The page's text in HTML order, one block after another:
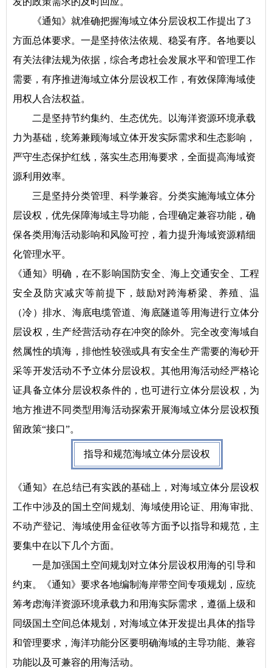
《通知》就准确把握海域立体分层设权工作提出了3
方面总体要求。一是坚持依法依规、稳妥有序。各地要以
有关法律法规为依据，综合考虑社会发展水平和管理工作
需要，有序推进海域立体分层设权工作，有效保障海域使
用权人合法权益。
二是坚持节约集约、生态优先。以海洋资源环境承载
力为基础，统筹兼顾海域立体开发实际需求和生态影响，
严守生态保护红线，落实生态用海要求，全面提高海域资
源利用效率。
三是坚持分类管理、科学兼容。分类实施海域立体分
层设权，优先保障海域主导功能，合理确定兼容功能，确
保各类用海活动影响和风险可控，着力提升海域资源精细
化管理水平。
《通知》明确，在不影响国防安全、海上交通安全、工程
安全及防灾减灾等前提下，鼓励对跨海桥梁、养殖、温
（冷）排水、海底电缆管道、海底隧道等用海进行立体分
层设权，生产经营活动存在冲突的除外。完全改变海域自
然属性的填海，排他性较强或具有安全生产需要的海砂开
采等开发活动不予立体分层设权。其他用海活动经严格论
证具备立体分层设权条件的，也可进行立体分层设权，为
地方推进不同类型用海活动探索开展海域立体分层设权预
留政策“接口”。
指导和规范海域立体分层设权
《通知》在总结已有实践的基础上，对海域立体分层设权
工作中涉及的国土空间规划、海域使用论证、用海审批、
不动产登记、海域使用金征收等方面予以指导和规范，主
要集中在以下几个方面。
一是加强国土空间规划对立体分层设权用海的引导和
约束。《通知》要求各地编制海岸带空间专项规划，应统
筹考虑海洋资源环境承载力和用海实际需求，遵循上级和
同级国土空间总体规划，对海域立体开发提出具体的指导
和管理要求，海洋功能分区要明确海域的主导功能、兼容
功能以及可兼容的用海活动。